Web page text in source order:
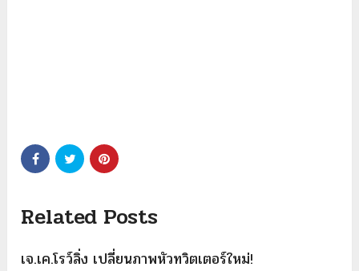
Related Posts
เจ.เค.โรว์ลิ่ง เปลี่ยนภาพหัวทวิตเตอร์ใหม่!